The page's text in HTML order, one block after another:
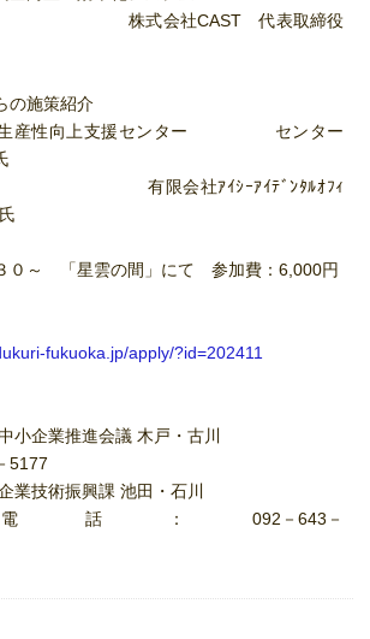
CAST 代表取締役
の施策紹介
業生産性向上支援センター センター
ｱｲｼｰｱｲﾃﾞﾝﾀﾙｵﾌｨ
氏
～ 「星雲の間」にて 参加費：6,000円
fukuoka.jp/apply/?id=202411
小企業推進会議 木戸・古川
5177
業技術振興課 池田・石川
092－643－